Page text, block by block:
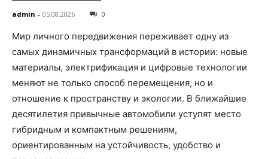
admin - 05.08.2026 0
Мир личного передвижения переживает одну из
самых динамичных трансформаций в истории: новые
материалы, электрификация и цифровые технологии
меняют не только способ перемещения, но и
отношение к пространству и экологии. В ближайшие
десятилетия привычные автомобили уступят место
гибридным и компактным решениям,
ориентированным на устойчивость, удобство и